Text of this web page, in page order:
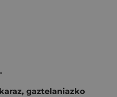
gaztelaniazko